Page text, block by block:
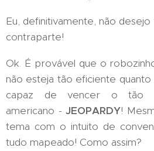
Eu, definitivamente, não
contraparte!
Ok. É provável que o
não esteja tão eficiente
capaz de vencer o tão
americano - JEOPARDY!
tema com o intuito de
tudo mapeado! Como assim?